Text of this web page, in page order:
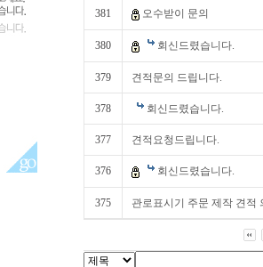
381 오수받이 문의
380 회신드렸습니다.
379 견적문의 드립니다.
378 회신드렸습니다.
377 견적요청드립니다.
376 회신드렸습니다.
375 관로표시기 주문 제작 견적